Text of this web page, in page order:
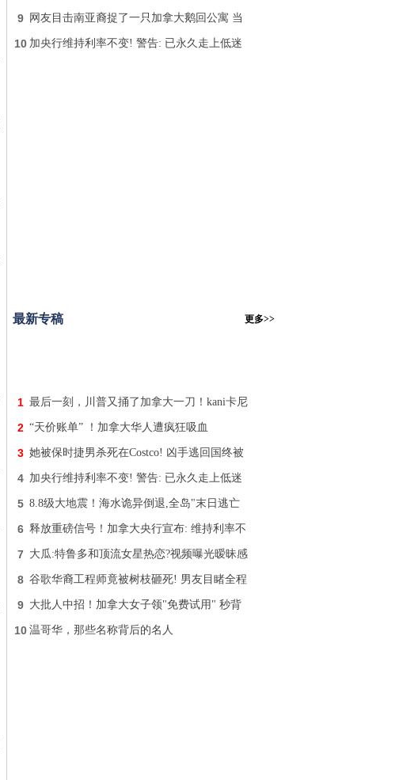
9 网友目击南亚裔捉了一只加拿大鹅回公寓 当
10 加央行维持利率不变! 警告: 已永久走上低迷
最新专稿 更多>>
1 最后一刻，川普又捅了加拿大一刀！kani卡尼
2 “天价账单” ！加拿大华人遭疯狂吸血
3 她被保时捷男杀死在Costco! 凶手逃回国终被
4 加央行维持利率不变! 警告: 已永久走上低迷
5 8.8级大地震！海水诡异倒退,全岛"末日逃亡
6 释放重磅信号！加拿大央行宣布: 维持利率不
7 大瓜:特鲁多和顶流女星热恋?视频曝光暧昧感
8 谷歌华裔工程师竟被树枝砸死! 男友目睹全程
9 大批人中招！加拿大女子领"免费试用" 秒背
10 温哥华，那些名称背后的名人